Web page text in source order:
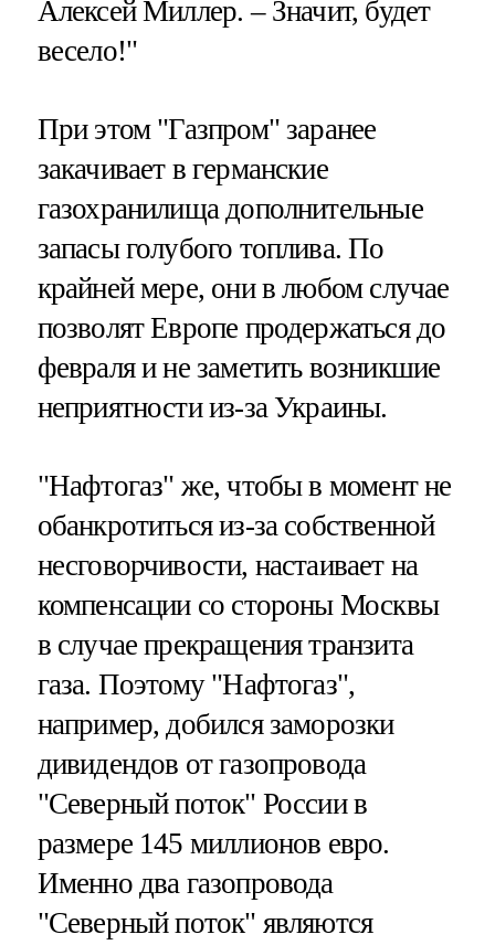
Алексей Миллер. – Значит, будет
весело!"
При этом "Газпром" заранее
закачивает в германские
газохранилища дополнительные
запасы голубого топлива. По
крайней мере, они в любом случае
позволят Европе продержаться до
февраля и не заметить возникшие
неприятности из-за Украины.
"Нафтогаз" же, чтобы в момент не
обанкротиться из-за собственной
несговорчивости, настаивает на
компенсации со стороны Москвы
в случае прекращения транзита
газа. Поэтому "Нафтогаз",
например, добился заморозки
дивидендов от газопровода
"Северный поток" России в
размере 145 миллионов евро.
Именно два газопровода
"Северный поток" являются